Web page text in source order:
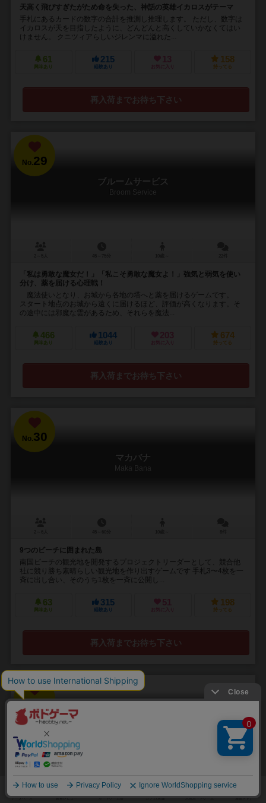
天高く飛びすぎたがため命を失った、神話の英雄イカロスがテーマ
手札にあるカードの数字の合計を推測し推理します。 ただし、数字は
イカロスが天を目指したように、どんどんと高くしていかなくてはい
けません。 クニツィアらしいジレンマに溢れた...
61
興味あり
215
経験あり
13
お気に入り
158
持ってる
再入荷までお待ち下さい
No.29
ブルームサービス
Broom Service
「私は勇敢な魔女だ！」「私こそ勇敢な魔女よ！」強気と弱気を使い
分け、薬を届ける心理戦！
魔法使いとなり、お城から各地の塔へと薬を届けるゲームです。
スタート地点のお城から遠くに届けるほど、評価が高くなります。そ
の途中には邪魔な雲があるため、それらを魔法...
466
興味あり
1044
経験あり
203
お気に入り
674
持ってる
再入荷までお待ち下さい
No.30
マカバナ
Maka Bana
9つのビーチに囲まれた島
南国ビーチの観光地を開発するプロジェクトリーダーとして、競合他
社に競り勝ち素晴らしい観光地を作り出すゲームです 手札3〜4枚を一
斉に出し合い、そのうち1枚を一斉に公開し...
63
興味あり
315
経験あり
51
お気に入り
198
持ってる
再入荷までお待ち下さい
31
45分前後 14歳～